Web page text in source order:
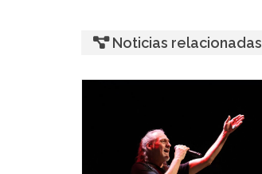
Noticias relacionadas